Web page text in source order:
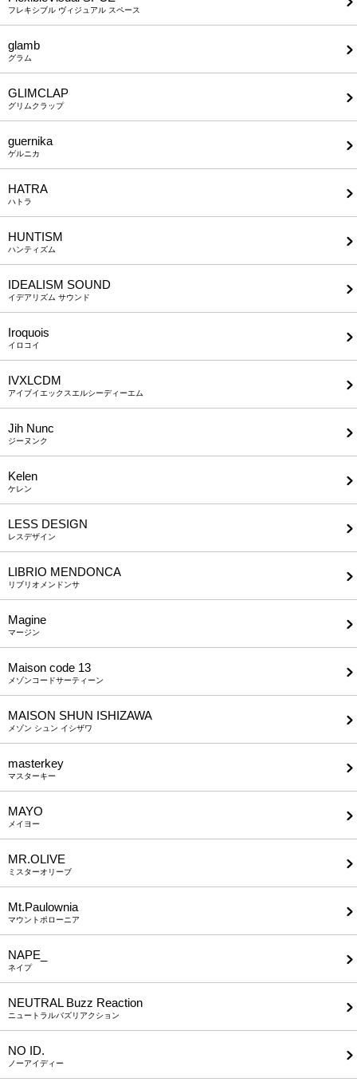
フレキシブル ヴィジュアル スペース
glamb
グラム
GLIMCLAP
グリムクラップ
guernika
ゲルニカ
HATRA
ハトラ
HUNTISM
ハンティズム
IDEALISM SOUND
イデアリズム サウンド
Iroquois
イロコイ
IVXLCDM
アイブイエックスエルシーディーエム
Jih Nunc
ジーヌンク
Kelen
ケレン
LESS DESIGN
レスデザイン
LIBRIO MENDONCA
リブリオメンドンサ
Magine
マージン
Maison code 13
メゾンコードサーティーン
MAISON SHUN ISHIZAWA
メゾン シュン イシザワ
masterkey
マスターキー
MAYO
メイヨー
MR.OLIVE
ミスターオリーブ
Mt.Paulownia
マウントポローニア
NAPE_
ネイプ
NEUTRAL Buzz Reaction
ニュートラルバズリアクション
NO ID.
ノーアイディー